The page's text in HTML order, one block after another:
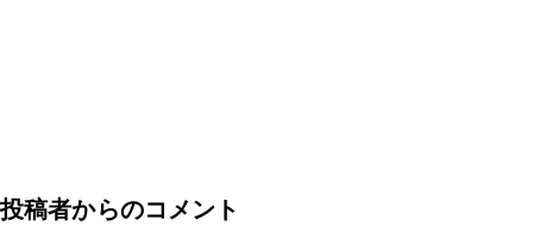
投稿者からのコメント